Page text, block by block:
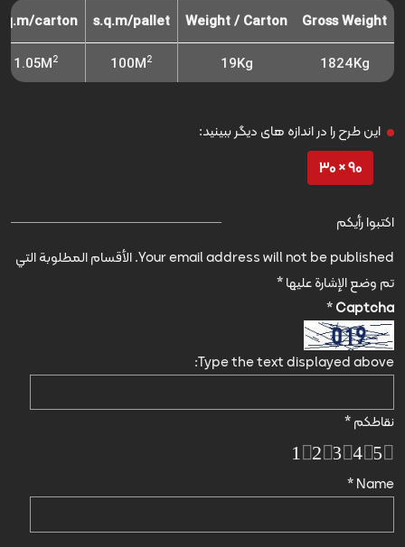
Gross Weight
Weight / Carton
s.q.m/pallet
carton
1824Kg
19Kg
100M2
1.05M2
این طرح را در اندازه های دیگر ببینید:
90 × 30
اكتبوا رأيكم
Your email address will not be published. الأقسام المطلوبة التي
تم وضع الإشارة عليها*
Name
*
Captcha
*
Type the text displayed above:
نقاطكم*
5
4
3
2
1